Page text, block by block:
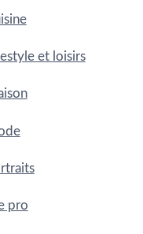
et loisirs
pro